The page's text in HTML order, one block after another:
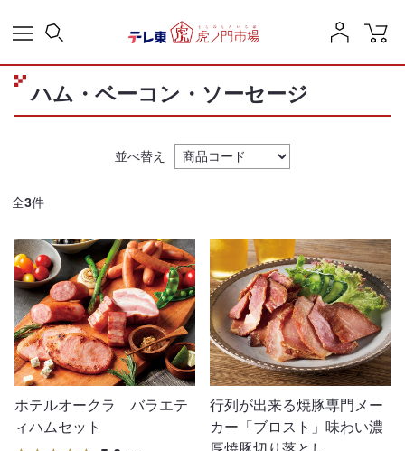
ハム・ベーコン・ソーセージ
並べ替え
全3件
ホテルオークラ バラエテ
ィハムセット
行列が出来る焼豚専門メー
カー「ブロスト」味わい濃